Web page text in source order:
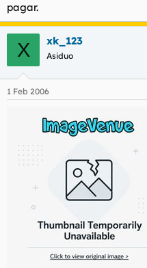
pagar.
X xk_123
Asiduo
1 Feb 2006